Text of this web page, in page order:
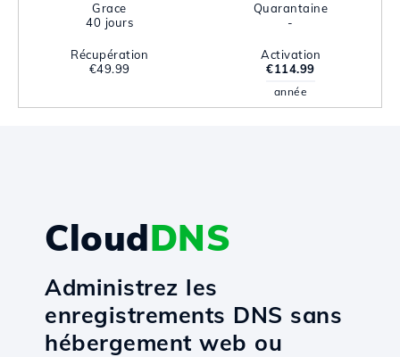
Grace
40 jours
Quarantaine
-
Récupération
€49.99
Activation
€114.99
année
CloudDNS
Administrez les
enregistrements DNS sans
hébergement web ou